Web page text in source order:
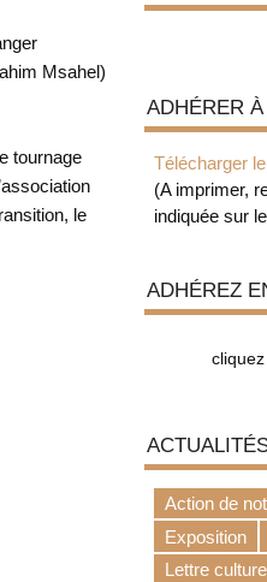
Msahel)
tournage
le
ADHÉRER À
Télécharger
(A imprimer,
indiquée sur
ADHÉREZ
Action de
Exposition
Lettre